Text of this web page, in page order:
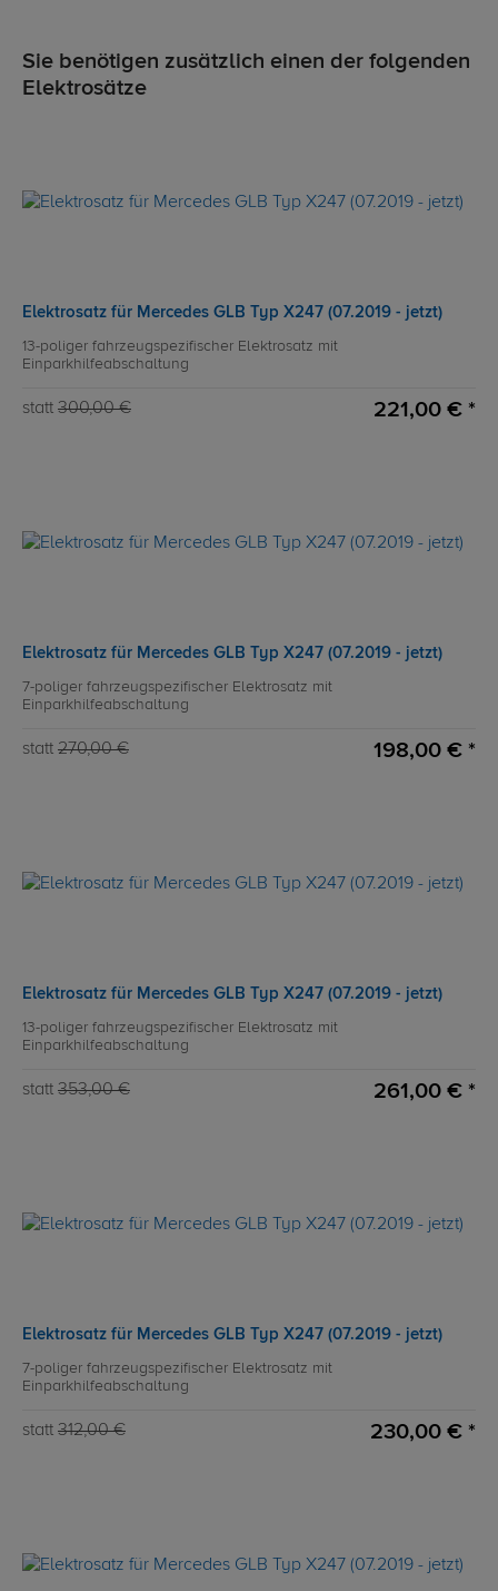
Sie benötigen zusätzlich einen der folgenden
Elektrosätze
Elektrosatz für Mercedes GLB Typ X247 (07.2019 - jetzt)
13-poliger fahrzeugspezifischer Elektrosatz mit
Einparkhilfeabschaltung
statt 300,00 € 221,00 € *
Elektrosatz für Mercedes GLB Typ X247 (07.2019 - jetzt)
7-poliger fahrzeugspezifischer Elektrosatz mit
Einparkhilfeabschaltung
statt 270,00 € 198,00 € *
Elektrosatz für Mercedes GLB Typ X247 (07.2019 - jetzt)
13-poliger fahrzeugspezifischer Elektrosatz mit
Einparkhilfeabschaltung
statt 353,00 € 261,00 € *
Elektrosatz für Mercedes GLB Typ X247 (07.2019 - jetzt)
7-poliger fahrzeugspezifischer Elektrosatz mit
Einparkhilfeabschaltung
statt 312,00 € 230,00 € *